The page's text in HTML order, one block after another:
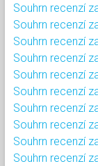
Souhrn recenzí
Souhrn recenzí
Souhrn recenzí
Souhrn recenzí
Souhrn recenzí
Souhrn recenzí
Souhrn recenzí
Souhrn recenzí
Souhrn recenzí
Souhrn recenzí